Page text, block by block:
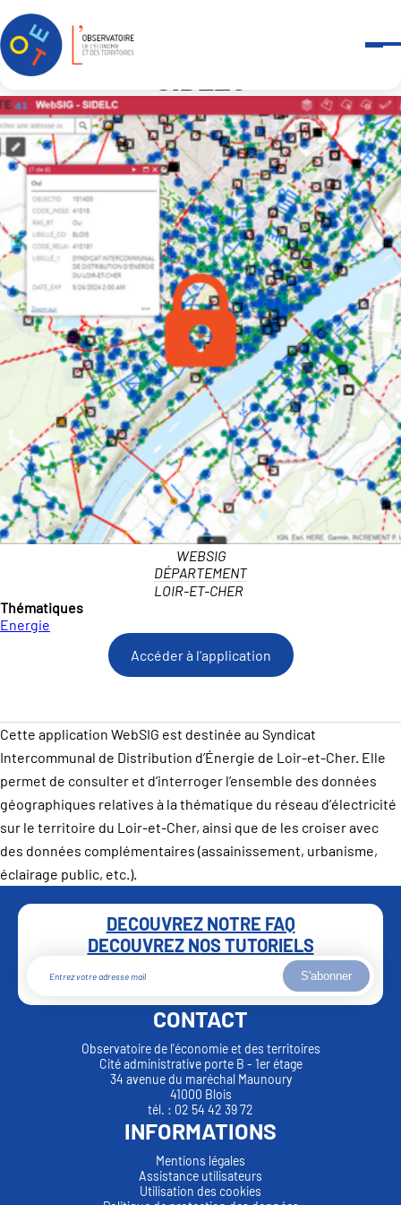
Accueil Outils et services
WEBSIG
DÉPARTEMENT
LOIR-ET-CHER
Thématiques
Energie
Accéder à l'application
Cette application WebSIG est destinée au Syndicat
Intercommunal de Distribution d’Énergie de Loir-et-Cher. Elle
permet de consulter et d’interroger l’ensemble des données
géographiques relatives à la thématique du réseau d’électricité
sur le territoire du Loir-et-Cher, ainsi que de les croiser avec
des données complémentaires (assainissement, urbanisme,
éclairage public, etc.).
DECOUVREZ NOTRE FAQ
DECOUVREZ NOS TUTORIELS
S'abonner
CONTACT
Observatoire de l'économie et des territoires
Cité administrative porte B - 1er étage
34 avenue du maréchal Maunoury
41000 Blois
tél. : 02 54 42 39 72
INFORMATIONS
Mentions légales
Assistance utilisateurs
Utilisation des cookies